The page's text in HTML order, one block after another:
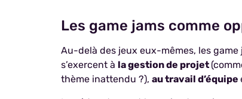
Les game jams comme
Au-delà des jeux eux-mêmes, les
s’exercent à la gestion de projet
thème inattendu ?), au travail d’équipe